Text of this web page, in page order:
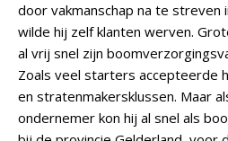
door vakmanschap na te streven
wilde hij zelf klanten werven.
al vrij snel zijn
Zoals veel starters accepteerde
en stratenmakersklussen. Maar
ondernemer kon hij al snel als